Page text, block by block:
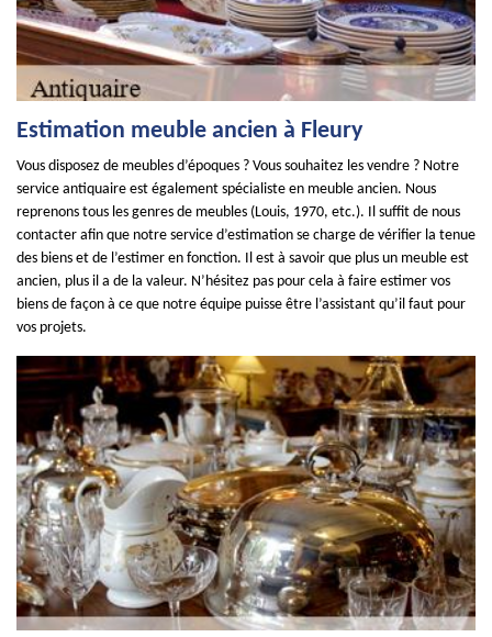
Estimation meuble ancien à Fleury
Vous disposez de meubles d’époques ? Vous souhaitez les vendre ? Notre
service antiquaire est également spécialiste en meuble ancien. Nous
reprenons tous les genres de meubles (Louis, 1970, etc.). Il suffit de nous
contacter afin que notre service d’estimation se charge de vérifier la tenue
des biens et de l’estimer en fonction. Il est à savoir que plus un meuble est
ancien, plus il a de la valeur. N’hésitez pas pour cela à faire estimer vos
biens de façon à ce que notre équipe puisse être l’assistant qu’il faut pour
vos projets.